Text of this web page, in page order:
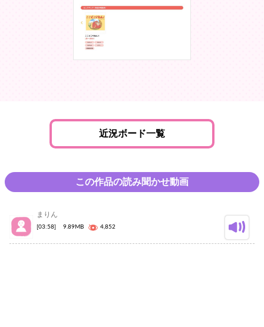
近況ボード一覧
この作品の読み聞かせ動画
まりん
[03:58] 9.89MB 4,852